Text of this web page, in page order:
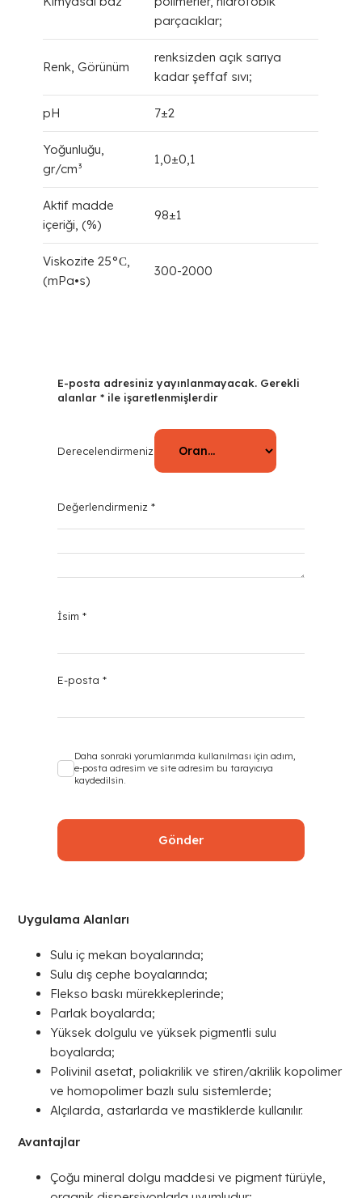
parçacıklar;
Renk, Görünüm
renksizden açık sarıya
kadar şeffaf sıvı;
pH 7±2
Yoğunluğu,
gr/cm³
1,0±0,1
Aktif madde
içeriği, (%)
98±1
Viskozite 25°С,
(mPa•s)
300-2000
E-posta adresiniz yayınlanmayacak. Gerekli
alanlar *ile işaretlenmişlerdir
Derecelendirmeniz
Değerlendirmeniz *
İsim *
E-posta *
Daha sonraki yorumlarımda kullanılması için adım,
e-posta adresim ve site adresim bu tarayıcıya
kaydedilsin.
Uygulama Alanları
Sulu iç mekan boyalarında;
Sulu dış cephe boyalarında;
Flekso baskı mürekkeplerinde;
Parlak boyalarda;
Yüksek dolgulu ve yüksek pigmentli sulu
boyalarda;
Polivinil asetat, poliakrilik ve stiren/akrilik kopolimer
ve homopolimer bazlı sulu sistemlerde;
Alçılarda, astarlarda ve mastiklerde kullanılır.
Avantajlar
Çoğu mineral dolgu maddesi ve pigment türüyle,